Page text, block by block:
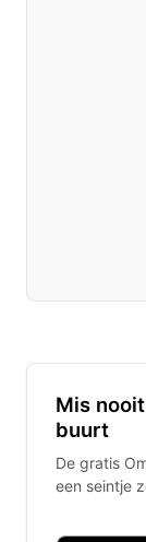
Mis
buurt
De gratis
een seintje